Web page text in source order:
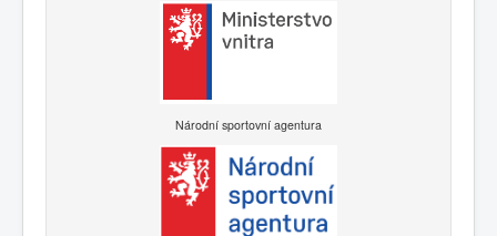
Národní sportovní agentura